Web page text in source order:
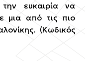
ευκαιρία να
μια από τις πιο
(Κωδικός